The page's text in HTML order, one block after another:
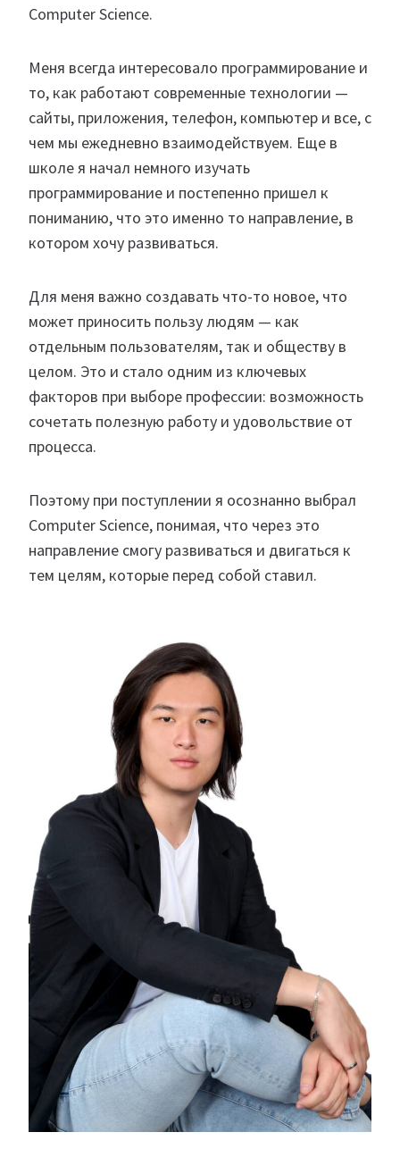
Computer Science.
Меня всегда интересовало программирование и
то, как работают современные технологии —
сайты, приложения, телефон, компьютер и все, с
чем мы ежедневно взаимодействуем. Еще в
школе я начал немного изучать
программирование и постепенно пришел к
пониманию, что это именно то направление, в
котором хочу развиваться.
Для меня важно создавать что-то новое, что
может приносить пользу людям — как
отдельным пользователям, так и обществу в
целом. Это и стало одним из ключевых
факторов при выборе профессии: возможность
сочетать полезную работу и удовольствие от
процесса.
Поэтому при поступлении я осознанно выбрал
Computer Science, понимая, что через это
направление смогу развиваться и двигаться к
тем целям, которые перед собой ставил.